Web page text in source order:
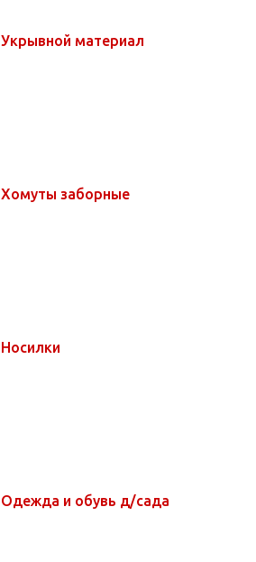
Укрывной материал
Хомуты заборные
Носилки
Одежда и обувь д/сада